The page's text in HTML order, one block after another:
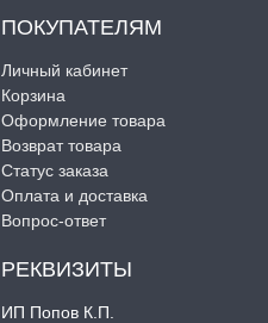
ПОКУПАТЕЛЯМ
Личный кабинет
Корзина
Оформление товара
Возврат товара
Статус заказа
Оплата и доставка
Вопрос-ответ
РЕКВИЗИТЫ
ИП Попов К.П.